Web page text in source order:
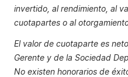
invertido, al rendimiento, al
cuotapartes o al
El valor de cuotaparte es
Gerente y de la Sociedad
No existen honorarios de